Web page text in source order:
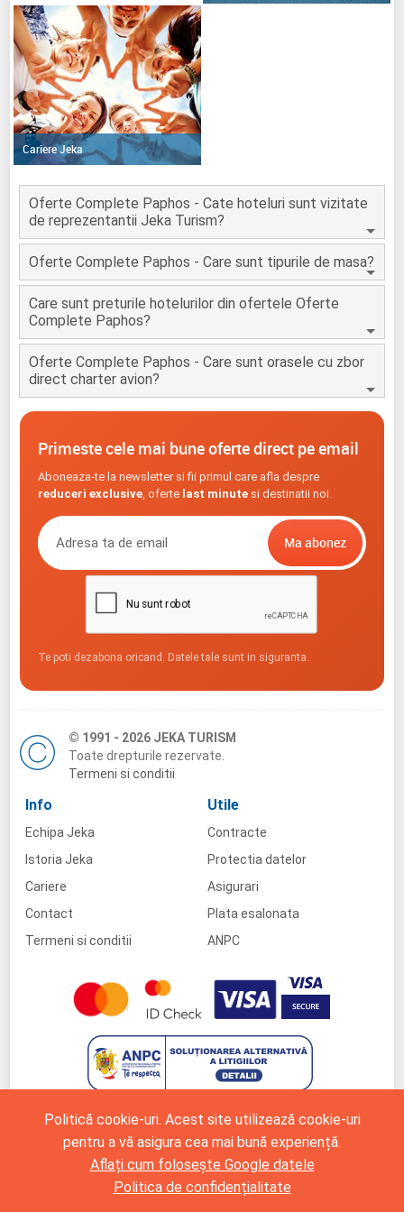
Politică cookie-uri. Acest site utilizează cookie-uri
pentru a vă asigura cea mai bună experiență.
Aflați cum folosește Google datele
Politica de confidențialitate
Cariere Jeka
Oferte Complete Paphos - Cate hoteluri sunt vizitate
de reprezentantii Jeka Turism?
Oferte Complete Paphos - Care sunt tipurile de masa?
Care sunt preturile hotelurilor din ofertele Oferte
Complete Paphos?
Oferte Complete Paphos - Care sunt orasele cu zbor
direct charter avion?
Primeste cele mai bune oferte direct pe email
Aboneaza-te la newsletter si fii primul care afla despre
reduceri exclusive, oferte last minutesi destinatii noi.
Te poti dezabona oricand. Datele tale sunt in siguranta.
© 1991 - 2026 JEKA TURISM
Toate drepturile rezervate.
Termeni si conditii
Info
Echipa Jeka
Istoria Jeka
Cariere
Contact
Termeni si conditii
Utile
Contracte
Protectia datelor
Asigurari
Plata esalonata
ANPC